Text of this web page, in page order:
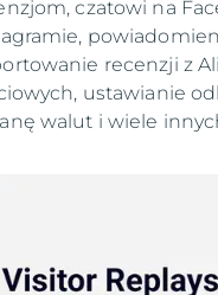
czatowi na
recenzji z
ustawianie
walut i wiele